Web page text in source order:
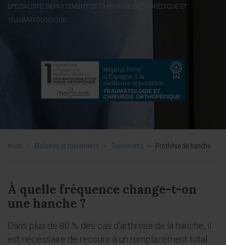
SPÉCIALISTE. DÉPARTEMENT DE CHIRURGIE ORTHOPÉDIQUE ET
TRAUMATOLOGIQUE
Inicio > Maladies et traitements > Traitements > Prothèse de hanche
À quelle fréquence change-t-on
une hanche ?
Dans plus de 80 % des cas d’arthrose de la hanche, il
est nécessaire de recourir à un remplacement total